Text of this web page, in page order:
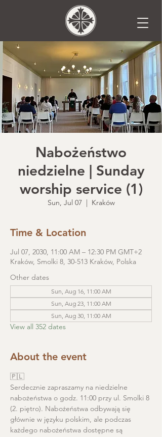
Nabożeństwo
niedzielne | Sunday
worship service (1)
Sun, Jul 07
  |
Kraków
Time & Location
Jul 07, 2030, 11:00 AM – 12:30 PM GMT+2
Kraków, Smolki 8, 30-513 Kraków, Polska
Other dates
Sun, Aug 16, 11:00 AM
Sun, Aug 23, 11:00 AM
Sun, Aug 30, 11:00 AM
View all 352 dates
About the event
🇵🇱
Serdecznie zapraszamy na niedzielne
nabożeństwa o godz. 11:00 przy ul. Smolki 8
(2. piętro). Nabożeństwa odbywają się
głównie w języku polskim, ale podczas
każdego nabożeństwa dostępne są